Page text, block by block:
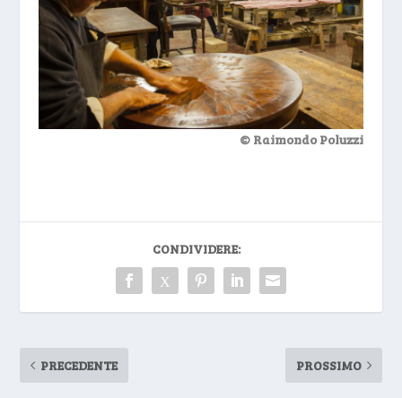
© Raimondo Poluzzi
CONDIVIDERE:
PRECEDENTE PROSSIMO